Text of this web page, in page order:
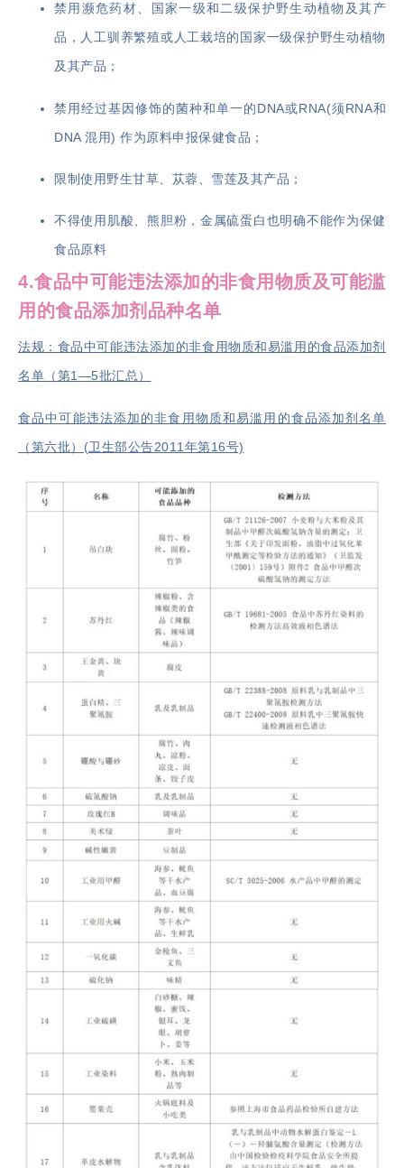
禁用濒危药材、国家一级和二级保护野生动植物及其产
品，人工驯养繁殖或人工栽培的国家一级保护野生动植物
及其产品；
禁用经过基因修饰的菌种和单一的DNA或RNA(须RNA和
DNA 混用) 作为原料申报保健食品；
限制使用野生甘草、苁蓉、雪莲及其产品；
不得使用肌酸、熊胆粉，金属硫蛋白也明确不能作为保健
食品原料
4.食品中可能违法添加的非食用物质及可能滥
用的食品添加剂品种名单
法规：食品中可能违法添加的非食用物质和易滥用的食品添加剂
名单（第1—5批汇总）
食品中可能违法添加的非食用物质和易滥用的食品添加剂名单
（第六批）(卫生部公告2011年第16号)